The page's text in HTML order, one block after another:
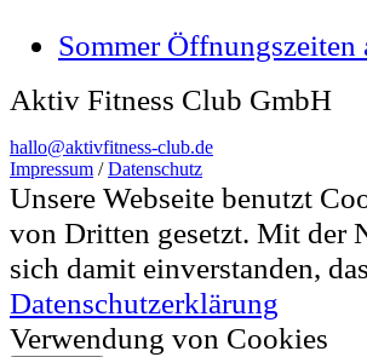
Sommer Öffnungszeiten
Aktiv Fitness Club GmbH
hallo@aktivfitness-club.de
Impressum /Datenschutz
Unsere Webseite benutzt
von Dritten gesetzt. Mit der
sich damit einverstanden,
Datenschutzerklärung
Verwendung von Cookies